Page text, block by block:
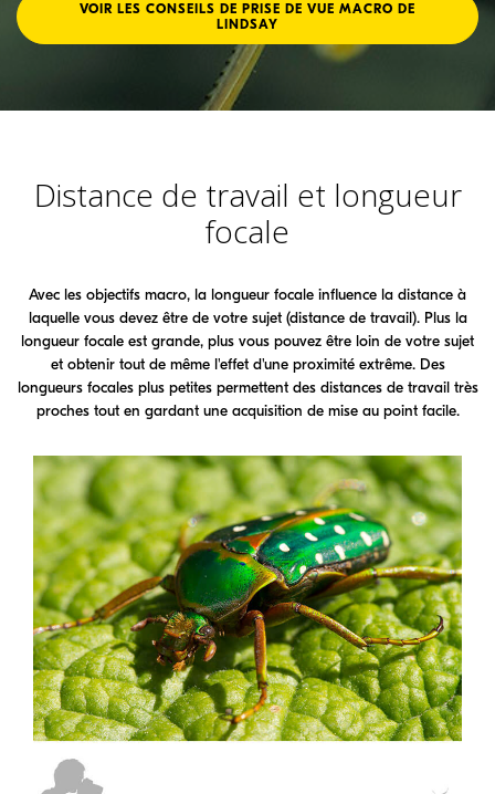
VOIR LES CONSEILS DE PRISE DE VUE MACRO DE
LINDSAY
Distance de travail et longueur
focale
Avec les objectifs macro, la longueur focale influence la distance à
laquelle vous devez être de votre sujet (distance de travail). Plus la
longueur focale est grande, plus vous pouvez être loin de votre sujet
et obtenir tout de même l'effet d'une proximité extrême. Des
longueurs focales plus petites permettent des distances de travail très
proches tout en gardant une acquisition de mise au point facile.